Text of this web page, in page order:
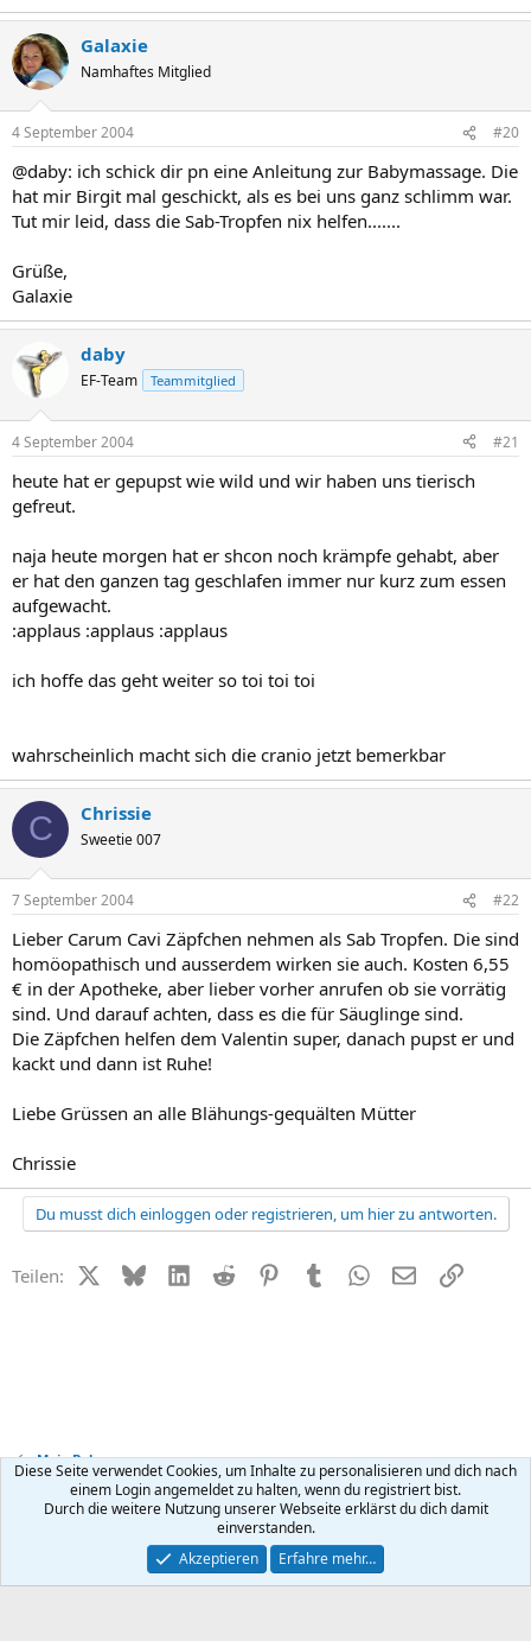
Galaxie
Namhaftes Mitglied
4 September 2004 #20
@daby: ich schick dir pn eine Anleitung zur Babymassage. Die
hat mir Birgit mal geschickt, als es bei uns ganz schlimm war.
Tut mir leid, dass die Sab-Tropfen nix helfen.......
Grüße,
Galaxie
daby
EF-Team Teammitglied
4 September 2004 #21
heute hat er gepupst wie wild und wir haben uns tierisch
gefreut.
naja heute morgen hat er shcon noch krämpfe gehabt, aber
er hat den ganzen tag geschlafen immer nur kurz zum essen
aufgewacht.
:applaus :applaus :applaus
ich hoffe das geht weiter so toi toi toi
wahrscheinlich macht sich die cranio jetzt bemerkbar
C Chrissie
Sweetie 007
7 September 2004 #22
Lieber Carum Cavi Zäpfchen nehmen als Sab Tropfen. Die sind
homöopathisch und ausserdem wirken sie auch. Kosten 6,55
€ in der Apotheke, aber lieber vorher anrufen ob sie vorrätig
sind. Und darauf achten, dass es die für Säuglinge sind.
Die Zäpfchen helfen dem Valentin super, danach pupst er und
kackt und dann ist Ruhe!
Liebe Grüssen an alle Blähungs-gequälten Mütter
Chrissie
Du musst dich einloggen oder registrieren, um hier zu antworten.
Teilen: X (Twitter)
BlueskyLinkedIn
Reddit PinterestTumblr WhatsApp
E-MailLink
Mein Baby
Kontakt Nutzungsbedingungen Datenschutz Hilfe
R
Community platform by XenForo ® © 2010-2026 XenForo Ltd.
Diese Seite verwendet Cookies, um Inhalte zu personalisieren und dich nach
einem Login angemeldet zu halten, wenn du registriert bist.
Durch die weitere Nutzung unserer Webseite erklärst du dich damit
einverstanden.
Akzeptieren
Erfahre mehr…